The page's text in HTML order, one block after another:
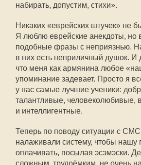
набирать, допустим, стихи».
Никаких «еврейских штучек» не
Я люблю еврейские анекдоты, но
подобные фразы с неприязнью.
в них есть неприличный душок. И
что меня как армянина любое
упоминание задевает. Просто я
у нас самые лучшие ученики:
талантливые, человеколюбивые,
и интеллигентные.
Теперь по поводу ситуации с
налаживали систему, чтобы нашу
оплачивать, посылая эсэмэски.
сложным, трудоёмким, не очень